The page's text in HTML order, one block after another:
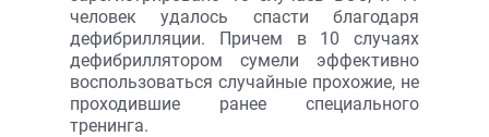
человек удалось спасти благодаря
дефибрилляции. Причем в 10 случаях
дефибриллятором сумели эффективно
воспользоваться случайные прохожие, не
проходившие ранее специального
тренинга.